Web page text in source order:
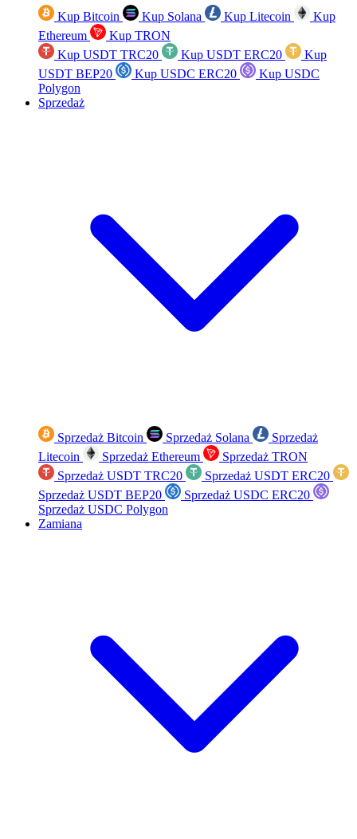
Kup Bitcoin Kup Solana Kup Litecoin
Kup
Ethereum
Kup TRON
Kup USDT TRC20
Kup USDT ERC20
Kup
USDT BEP20
Kup USDC ERC20
Kup USDC
Polygon
Sprzedaż
Sprzedaż Bitcoin Sprzedaż Solana
Sprzedaż
Litecoin
Sprzedaż Ethereum
Sprzedaż TRON
Sprzedaż USDT TRC20
Sprzedaż USDT ERC20
Sprzedaż USDT BEP20
Sprzedaż USDC ERC20
Sprzedaż USDC Polygon
Zamiana